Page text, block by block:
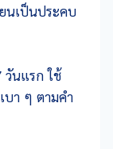
นเป็นประคบ
วันแรก ใช้
บา ๆ ตามคำ